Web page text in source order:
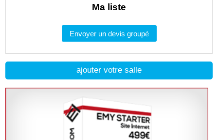
ajouter votre salle
Ma liste
Envoyer un devis groupé